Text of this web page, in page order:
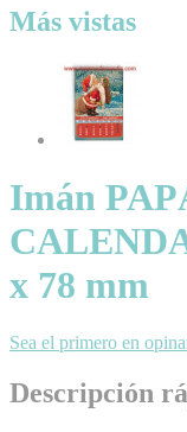
Más vistas
Imán
x 78 mm
Sea el primero en
Descripción